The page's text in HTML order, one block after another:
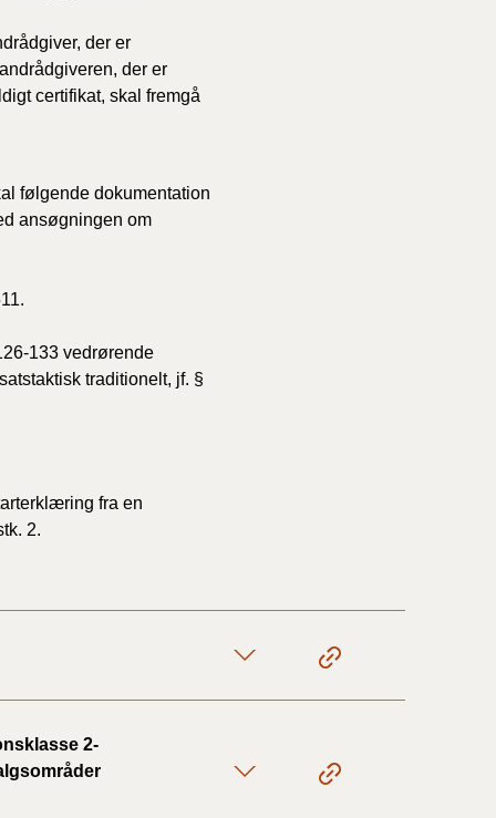
der er
der er
certifikat, skal fremgå
følgende dokumentation
ansøgningen om
133 vedrørende
traditionelt, jf. §
fra en
2.
2-